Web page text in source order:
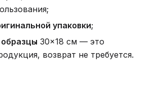
упаковки;
30×18 см — это
возврат не требуется.